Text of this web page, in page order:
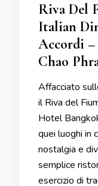
Riva Del
Italian
Accordi –
Chao
Affacciato
il Riva del
Hotel
quei luoghi in
nostalgia e
semplice
esercizio di